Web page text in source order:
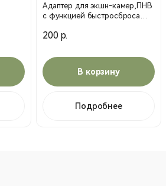
Адаптер для экшн-камер,ПНВ
с функцией быстросброса
200 р.
В корзину
Подробнее